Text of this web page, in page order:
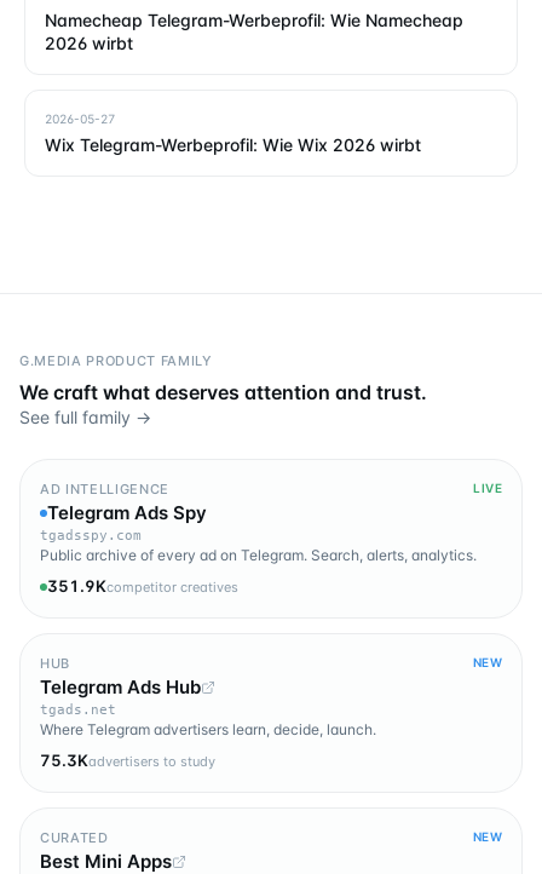
Namecheap Telegram-Werbeprofil: Wie Namecheap
2026 wirbt
2026-05-27
Wix Telegram-Werbeprofil: Wie Wix 2026 wirbt
G.MEDIA PRODUCT FAMILY
We craft what deserves attention and trust.
See full family →
AD INTELLIGENCE LIVE
Telegram Ads Spy
tgadsspy.com
Public archive of every ad on Telegram. Search, alerts, analytics.
351.9Kcompetitor creatives
HUB NEW
Telegram Ads Hub
tgads.net
Where Telegram advertisers learn, decide, launch.
75.3Kadvertisers to study
CURATED NEW
Best Mini Apps